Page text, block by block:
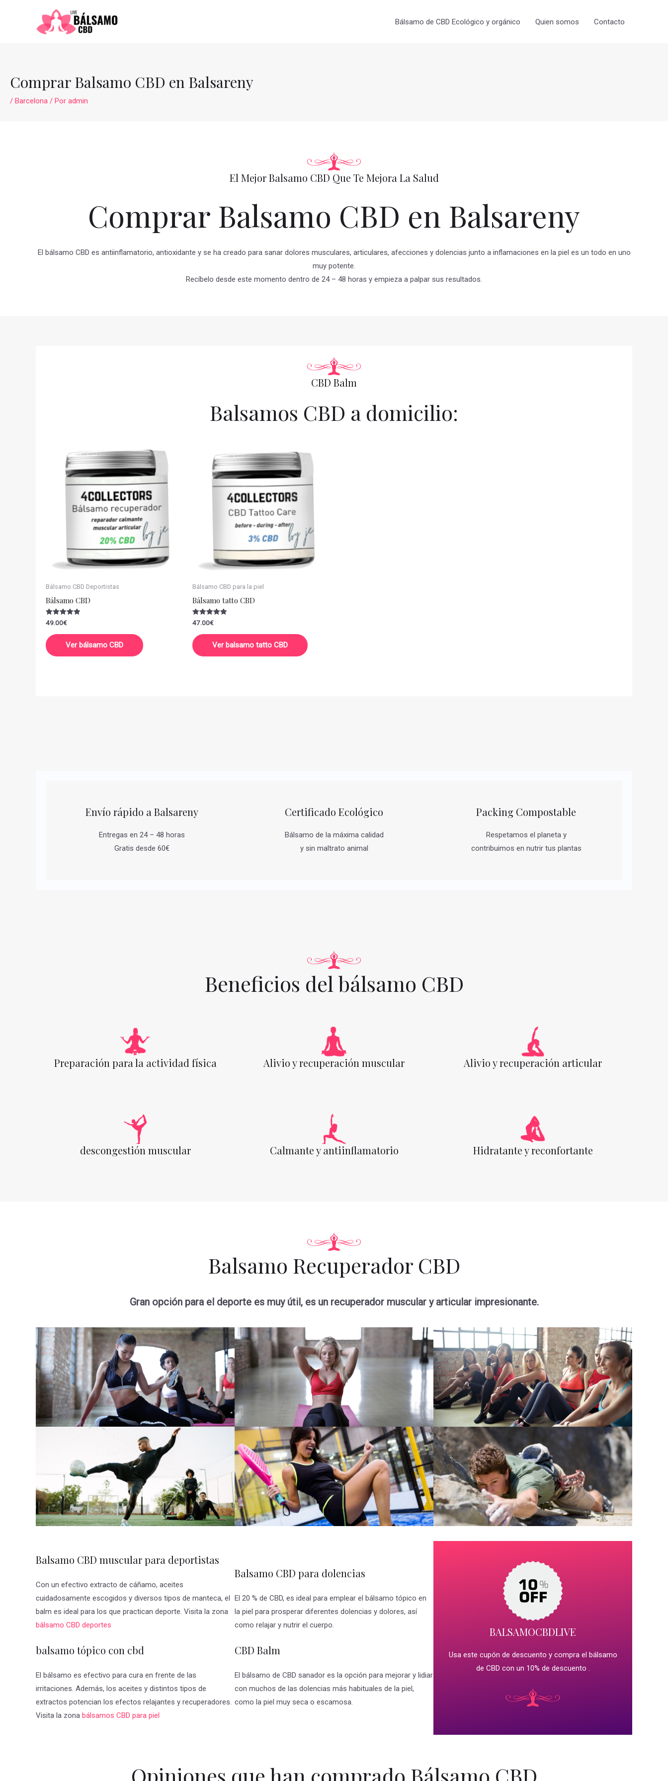
Bálsamo de CBD Ecológico y orgánico Quien somos Contacto
Comprar Balsamo CBD en Balsareny
/ Barcelona / Por admin
El Mejor Balsamo CBD Que Te Mejora La Salud
Comprar Balsamo CBD en Balsareny
El bálsamo CBD es antiinflamatorio, antioxidante y se ha creado para sanar dolores musculares, articulares, afecciones y dolencias junto a inflamaciones en la piel es un todo en uno
muy potente.
Recíbelo desde este momento dentro de 24 – 48 horas y empieza a palpar sus resultados.
CBD Balm
Balsamos CBD a domicilio:
Bálsamo CBD Deportistas
Bálsamo CBD
Valorado
con
5.00
de 5
49.00€
Ver bálsamo CBD
Bálsamo CBD para la piel
Bálsamo tatto CBD
Valorado
con
5.00
de 5
47.00€
Ver balsamo tatto CBD
Envío rápido a Balsareny
Entregas en 24 – 48 horas
Gratis desde 60€
Certificado Ecológico
Bálsamo de la máxima calidad
y sin maltrato animal
Packing Compostable
Respetamos el planeta y
contribuimos en nutrir tus plantas
Beneficios del bálsamo CBD
Preparación para la actividad física Alivio y recuperación muscular Alivio y recuperación articular
descongestión muscular Calmante y antiinflamatorio Hidratante y reconfortante
Balsamo Recuperador CBD
Gran opción para el deporte es muy útil, es un recuperador muscular y articular impresionante.
Balsamo CBD muscular para deportistas
Con un efectivo extracto de cáñamo, aceites
cuidadosamente escogidos y diversos tipos de manteca, el
balm es ideal para los que practican deporte. Visita la zona
bálsamo CBD deportes
balsamo tópico con cbd
El bálsamo es efectivo para cura en frente de las
irritaciones. Además, los aceites y distintos tipos de
extractos potencian los efectos relajantes y recuperadores.
Visita la zona bálsamos CBD para piel
Balsamo CBD para dolencias
El 20 % de CBD, es ideal para emplear el bálsamo tópico en
la piel para prosperar diferentes dolencias y dolores, así
como relajar y nutrir el cuerpo.
CBD Balm
El bálsamo de CBD sanador es la opción para mejorar y lidiar
con muchos de las dolencias más habituales de la piel,
como la piel muy seca o escamosa.
BALSAMOCBDLIVE
Usa este cupón de descuento y compra el bálsamo
de CBD con un 10% de descuento .